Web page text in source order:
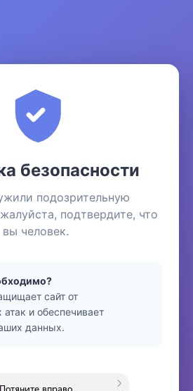
безопасности
подозрительную
подтвердите, что
вы человек.
сайт от
атак и обеспечивает
данных.